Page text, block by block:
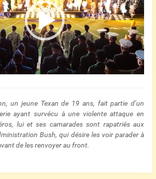
un jeune Texan de 19 ans, fait partie d’un
ayant survécu à une violente attaque en
lui et ses camarades sont rapatriés aux
Bush, qui désire les voir parader à
de les renvoyer au front.